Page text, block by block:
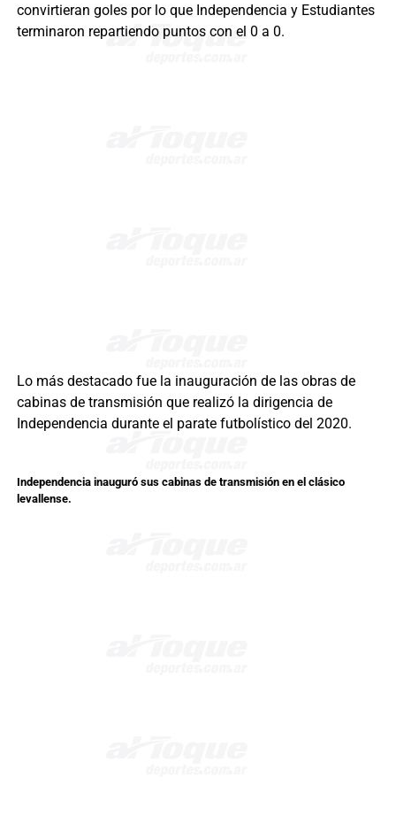
convirtieran goles por lo que Independencia y Estudiantes
terminaron repartiendo puntos con el 0 a 0.
Lo más destacado fue la inauguración de las obras de
cabinas de transmisión que realizó la dirigencia de
Independencia durante el parate futbolístico del 2020.
Independencia inauguró sus cabinas de transmisión en el clásico
levallense.